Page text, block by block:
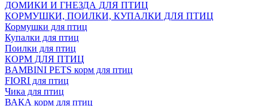
ДОМИКИ И ГНЕЗДА ДЛЯ ПТИЦ
КОРМУШКИ, ПОИЛКИ, КУПАЛКИ ДЛЯ ПТИЦ
Кормушки для птиц
Купалки для птиц
Поилки для птиц
КОРМ ДЛЯ ПТИЦ
BAMBINI PETS корм для птиц
FIORI для птиц
Чика для птиц
ВАКА корм для птиц